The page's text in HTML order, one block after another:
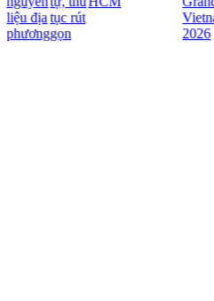
liệu địa
phương
tục rút
gọn
2026